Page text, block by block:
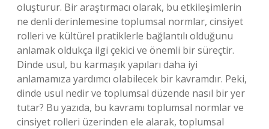
oluşturur. Bir araştırmacı olarak, bu etkileşimlerin
ne denli derinlemesine toplumsal normlar, cinsiyet
rolleri ve kültürel pratiklerle bağlantılı olduğunu
anlamak oldukça ilgi çekici ve önemli bir süreçtir.
Dinde usul, bu karmaşık yapıları daha iyi
anlamamıza yardımcı olabilecek bir kavramdır. Peki,
dinde usul nedir ve toplumsal düzende nasıl bir yer
tutar? Bu yazıda, bu kavramı toplumsal normlar ve
cinsiyet rolleri üzerinden ele alarak, toplumsal